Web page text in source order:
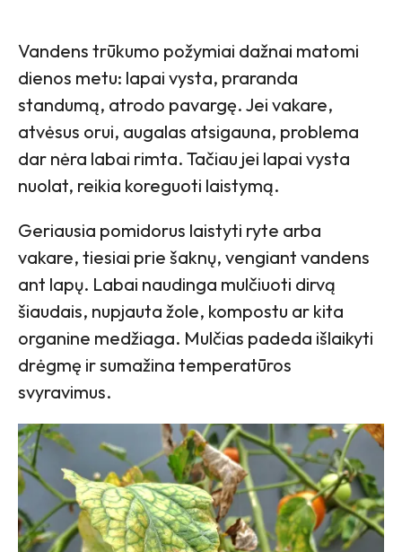
Vandens trūkumo požymiai dažnai matomi
dienos metu: lapai vysta, praranda
standumą, atrodo pavargę. Jei vakare,
atvėsus orui, augalas atsigauna, problema
dar nėra labai rimta. Tačiau jei lapai vysta
nuolat, reikia koreguoti laistymą.
Geriausia pomidorus laistyti ryte arba
vakare, tiesiai prie šaknų, vengiant vandens
ant lapų. Labai naudinga mulčiuoti dirvą
šiaudais, nupjauta žole, kompostu ar kita
organine medžiaga. Mulčias padeda išlaikyti
drėgmę ir sumažina temperatūros
svyravimus.